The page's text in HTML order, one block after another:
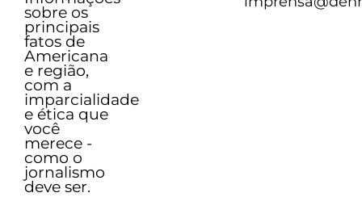
sobre os
principais
fatos de
Americana
e região,
com a
imparcialidade
e ética que
você
merece -
como o
jornalismo
deve ser.